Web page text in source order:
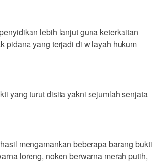
lebih lanjut guna keterkaitan
pidana yang terjadi di wilayah hukum
yang turut disita yakni sejumlah senjata
mengamankan beberapa barang bukti
loreng, noken berwarna merah putih,